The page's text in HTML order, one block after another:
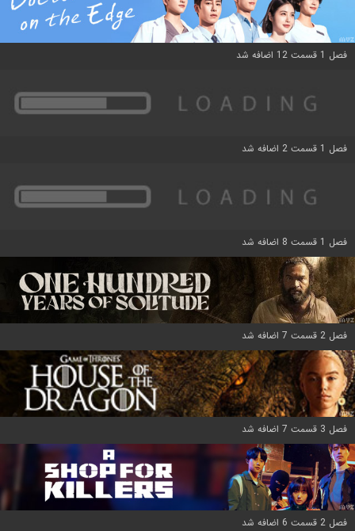
فصل 1 قسمت 12 اضافه شد
فصل 1 قسمت 2 اضافه شد
فصل 1 قسمت 8 اضافه شد
فصل 2 قسمت 7 اضافه شد
فصل 3 قسمت 7 اضافه شد
فصل 2 قسمت 6 اضافه شد